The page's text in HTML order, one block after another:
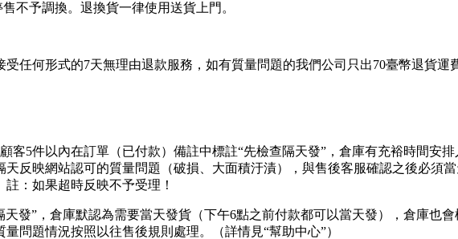
不予調換。退換貨一律使用送貨上門。
受任何形式的7天無理由退款服務，如有質量問題的我們公司只出70臺幣退貨運
客5件以內在訂單（已付款）備註中標註“先檢查隔天發”，倉庫有充裕時間安
天反映網站認可的質量問題（破損、大面積汙漬），與售後客服確認之後必須
：如果超時反映不予受理！
發”，倉庫默認為需要當天發貨（下午6點之前付款都可以當天發），倉庫也會
問題情況按照以往售後規則處理。（詳情見“幫助中心”）